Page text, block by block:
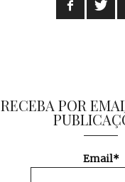
RECEBA POR
Email*